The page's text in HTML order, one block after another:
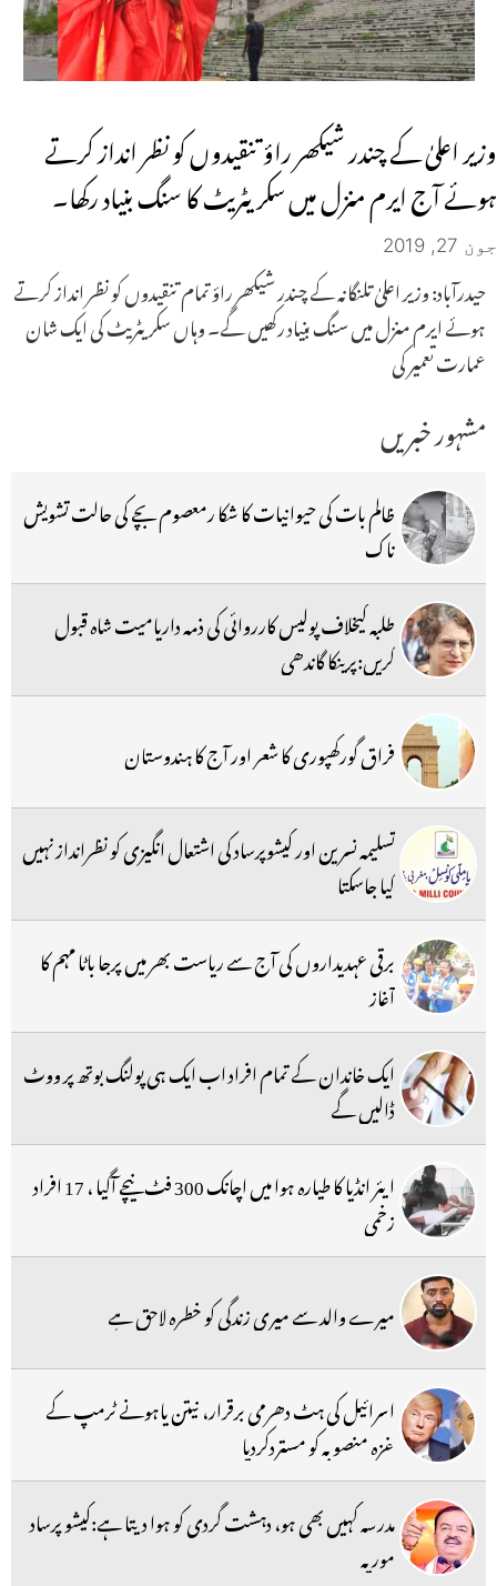
وزیر اعلیٰ کے چندر شیکھر راؤ تنقیدوں کو نظر انداز کرتے
ہوئے آج ایرم منزل میں سکریٹریٹ کا سنگ بنیاد رکھا۔
جون 27, 2019
حیدرآباد: وزیر اعلیٰ تلنگانہ کے چندر شیکھر راؤ تمام تنقیدوں کو نظر انداز کرتے
ہوئے ایرم منزل میں سنگ بنیاد رکھیں گے۔ وہاں سکریٹریٹ کی ایک شان
عمارت تعمیر کی
مشہور خبریں
ظالم بات کی حیوانیات کا شکا رمعصوم بچے کی حالت تشویش
ناک
طلبہ کیخلاف پولیس کارروائی کی ذمہ داریامیت شاہ قبول
کریں:پرینکا گاندھی
فراق گورکھپوری کا شعر اور آج کا ہندوستان
تسلیمہ نسرین اور کیشوپرساد کی اشتعال انگیزی کو نظرانداز نہیں
کیا جاسکتا
برقی عہدیداروں کی آج سے ریاست بھر میں پرجا باٹا مہم کا
آغاز
ایک خاندان کے تمام افراد اب ایک ہی پولنگ بوتھ پر ووٹ
ڈالیں گے
ایئر انڈیا کا طیارہ ہوا میں اچانک 300 فٹ نیچے آگیا ، 17 افراد
زخمی
میرے والد سے میری زندگی کو خطرہ لاحق ہے
اسرائیل کی ہٹ دھرمی برقرار، نیتن یاہونے ٹرمپ کے
غزہ منصوبہ کو مستردکردیا
مدرسہ کہیں بھی ہو، دہشت گردی کو ہوا دیتا ہے:کیشو پرساد
موریہ